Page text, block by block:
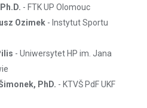
- FTK UP Olomouc
Ozimek - Instytut Sportu
- Uniwersytet HP im. Jana
PhD. - KTVŠ PdF UKF